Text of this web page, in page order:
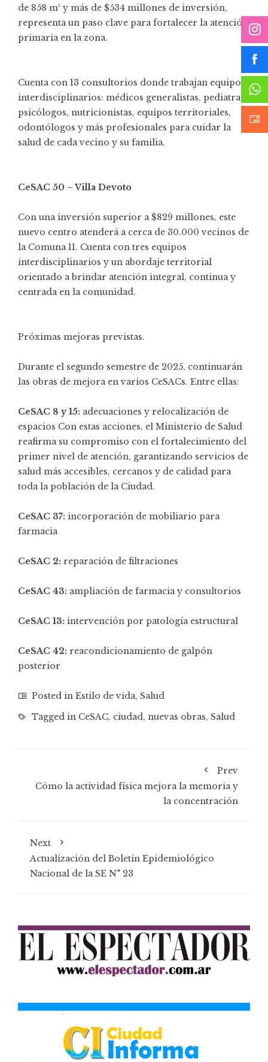
de 858 m² y más de $534 millones de inversión,
representa un paso clave para fortalecer la atención
primaria en la zona.
Cuenta con 13 consultorios donde trabajan equipos
interdisciplinarios: médicos generalistas, pediatras,
psicólogos, nutricionistas, equipos territoriales,
odontólogos y más profesionales para cuidar la
salud de cada vecino y su familia.
CeSAC 50 – Villa Devoto
Con una inversión superior a $829 millones, este
nuevo centro atenderá a cerca de 30.000 vecinos de
la Comuna 11. Cuenta con tres equipos
interdisciplinarios y un abordaje territorial
orientado a brindar atención integral, continua y
centrada en la comunidad.
Próximas mejoras previstas.
Durante el segundo semestre de 2025, continuarán
las obras de mejora en varios CeSACs. Entre ellas:
CeSAC 8 y 15: adecuaciones y relocalización de
espacios Con estas acciones, el Ministerio de Salud
reafirma su compromiso con el fortalecimiento del
primer nivel de atención, garantizando servicios de
salud más accesibles, cercanos y de calidad para
toda la población de la Ciudad.
CeSAC 37: incorporación de mobiliario para
farmacia
CeSAC 2: reparación de filtraciones
CeSAC 43: ampliación de farmacia y consultorios
CeSAC 13: intervención por patología estructural
CeSAC 42: reacondicionamiento de galpón
posterior
Posted in Estilo de vida, Salud
Tagged in CeSAC, ciudad, nuevas obras, Salud
Prev
Cómo la actividad física mejora la memoria y
la concentración
Next
Actualización del Boletín Epidemiológico
Nacional de la SE N° 23